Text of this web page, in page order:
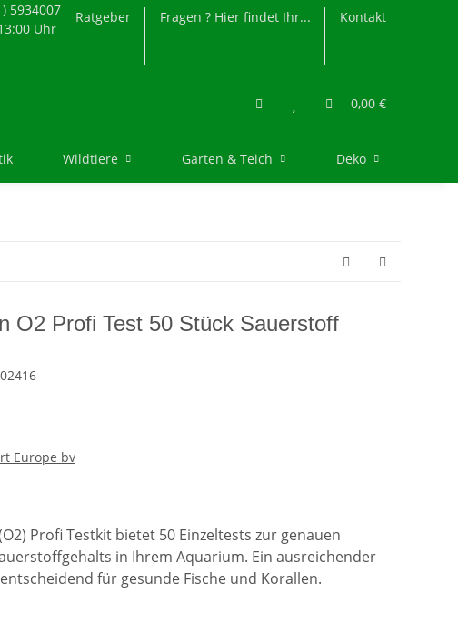
Ratgeber Fragen ? Hier findet Ihr... Kontakt
5934007
Uhr
0,00 €
Wildtiere Garten & Teich Deko
O2 Profi Test 50 Stück Sauerstoff
Europe bv
Profi Testkit bietet 50 Einzeltests zur genauen
in Ihrem Aquarium. Ein ausreichender
für gesunde Fische und Korallen.